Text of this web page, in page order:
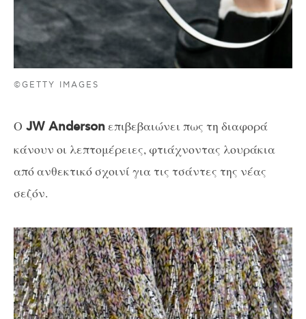
©GETTY IMAGES
Ο JW Andersonεπιβεβαιώνει πως τη διαφορά
κάνουν οι λεπτομέρειες, φτιάχνοντας λουράκια
από ανθεκτικό σχοινί για τις τσάντες της νέας
σεζόν.